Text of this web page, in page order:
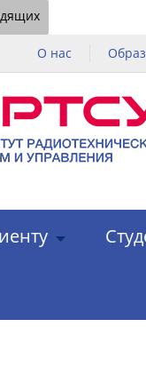
О нас